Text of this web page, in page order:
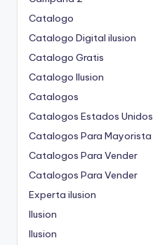
Catalogo
Catalogo Digital ilusion
Catalogo Gratis
Catalogo Ilusion
Catalogos
Catalogos Estados Unidos
Catalogos Para Mayorista
Catalogos Para Vender
Catalogos Para Vender
Experta ilusion
Ilusion
Ilusion